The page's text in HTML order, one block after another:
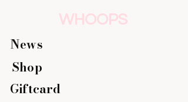
WHOOPS
News
Giftcard
Shop